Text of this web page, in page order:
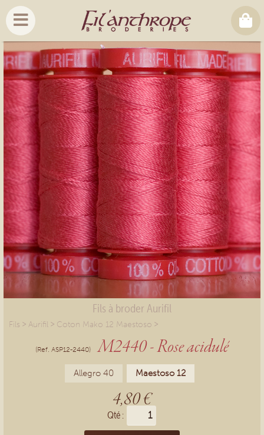
Fils à broder Aurifil
Fils > Aurifil > Coton Mako 12 Maestoso >
(Ref. ASP12-2440) M2440 - Rose acidulé
Allegro 40 Maestoso 12
4,80 €
Qté :